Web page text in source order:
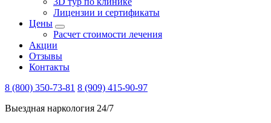
Лицензии и сертификаты
Цены
Расчет стоимости лечения
Акции
Отзывы
Контакты
8 (800) 350-73-81 8 (909) 415-90-97
Выездная наркология 24/7